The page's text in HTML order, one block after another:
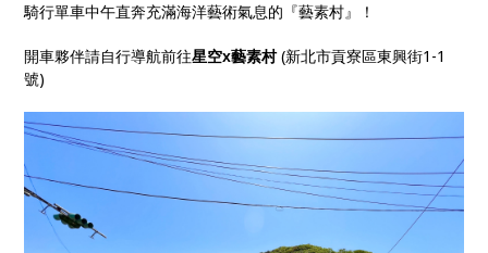
騎行單車中午直奔充滿海洋藝術氣息的『藝素村』！
開車夥伴請自行導航前往星空x藝素村(新北市貢寮區東興街1-1
號)